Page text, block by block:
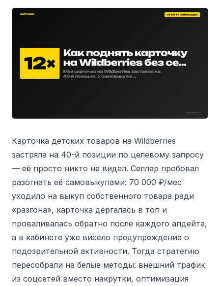
Карточка детских товаров на Wildberries
застряла на 40-й позиции по целевому запросу
— её просто никто не видел. Селлер пробовал
разогнать её самовыкупами: 70 000 ₽/мес
уходило на выкуп собственного товара ради
«разгона», карточка дёргалась в топ и
проваливалась обратно после каждого апдейта,
а в кабинете уже висело предупреждение о
подозрительной активности. Тогда стратегию
пересобрали на белые методы: внешний трафик
из соцсетей вместо накрутки, оптимизация